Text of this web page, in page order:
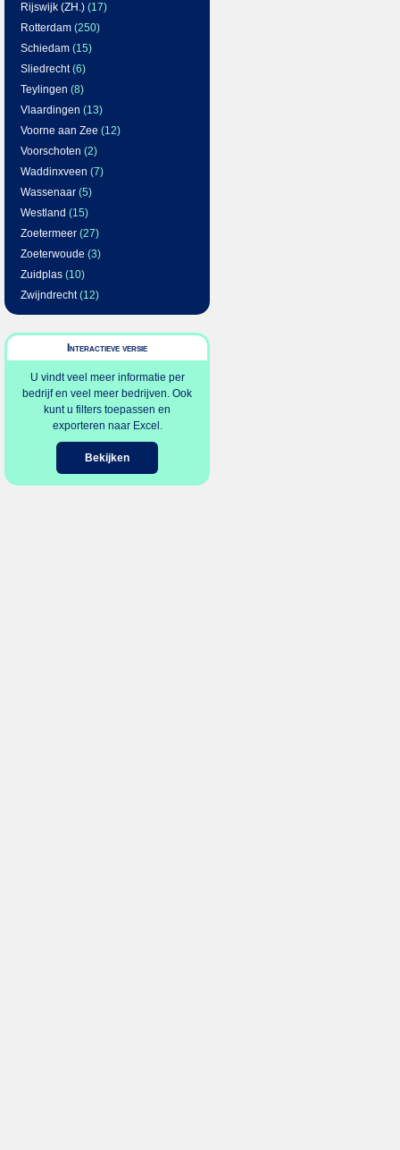
Rijswijk (ZH.) (17)
Rotterdam (250)
Schiedam (15)
Sliedrecht(6)
Teylingen (8)
Vlaardingen (13)
Voorne aan Zee (12)
Voorschoten (2)
Waddinxveen (7)
Wassenaar (5)
Westland (15)
Zoetermeer (27)
Zoeterwoude (3)
Zuidplas (10)
Zwijndrecht(12)
Interactieve versie
U vindt veel meer informatie per
bedrijf en veel meer bedrijven. Ook
kunt u filters toepassen en
exporteren naar Excel.
Bekijken